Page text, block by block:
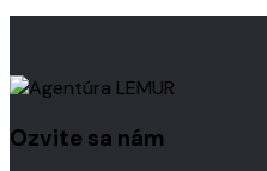
Ozvite sa nám